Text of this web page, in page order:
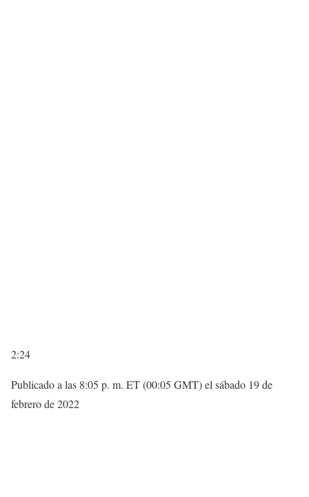
2:24
Publicado a las 8:05 p. m. ET (00:05 GMT) el sábado 19 de
febrero de 2022